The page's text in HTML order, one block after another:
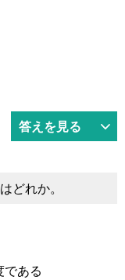
答えを見る
どれか。
ある